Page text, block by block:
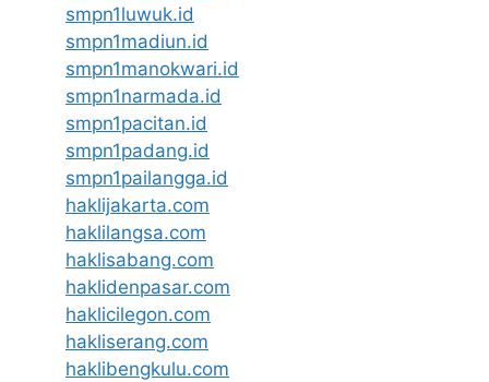
smpn1luwuk.id
smpn1madiun.id
smpn1manokwari.id
smpn1narmada.id
smpn1pacitan.id
smpn1padang.id
smpn1pailangga.id
haklijakarta.com
haklilangsa.com
haklisabang.com
haklidenpasar.com
haklicilegon.com
hakliserang.com
haklibengkulu.com